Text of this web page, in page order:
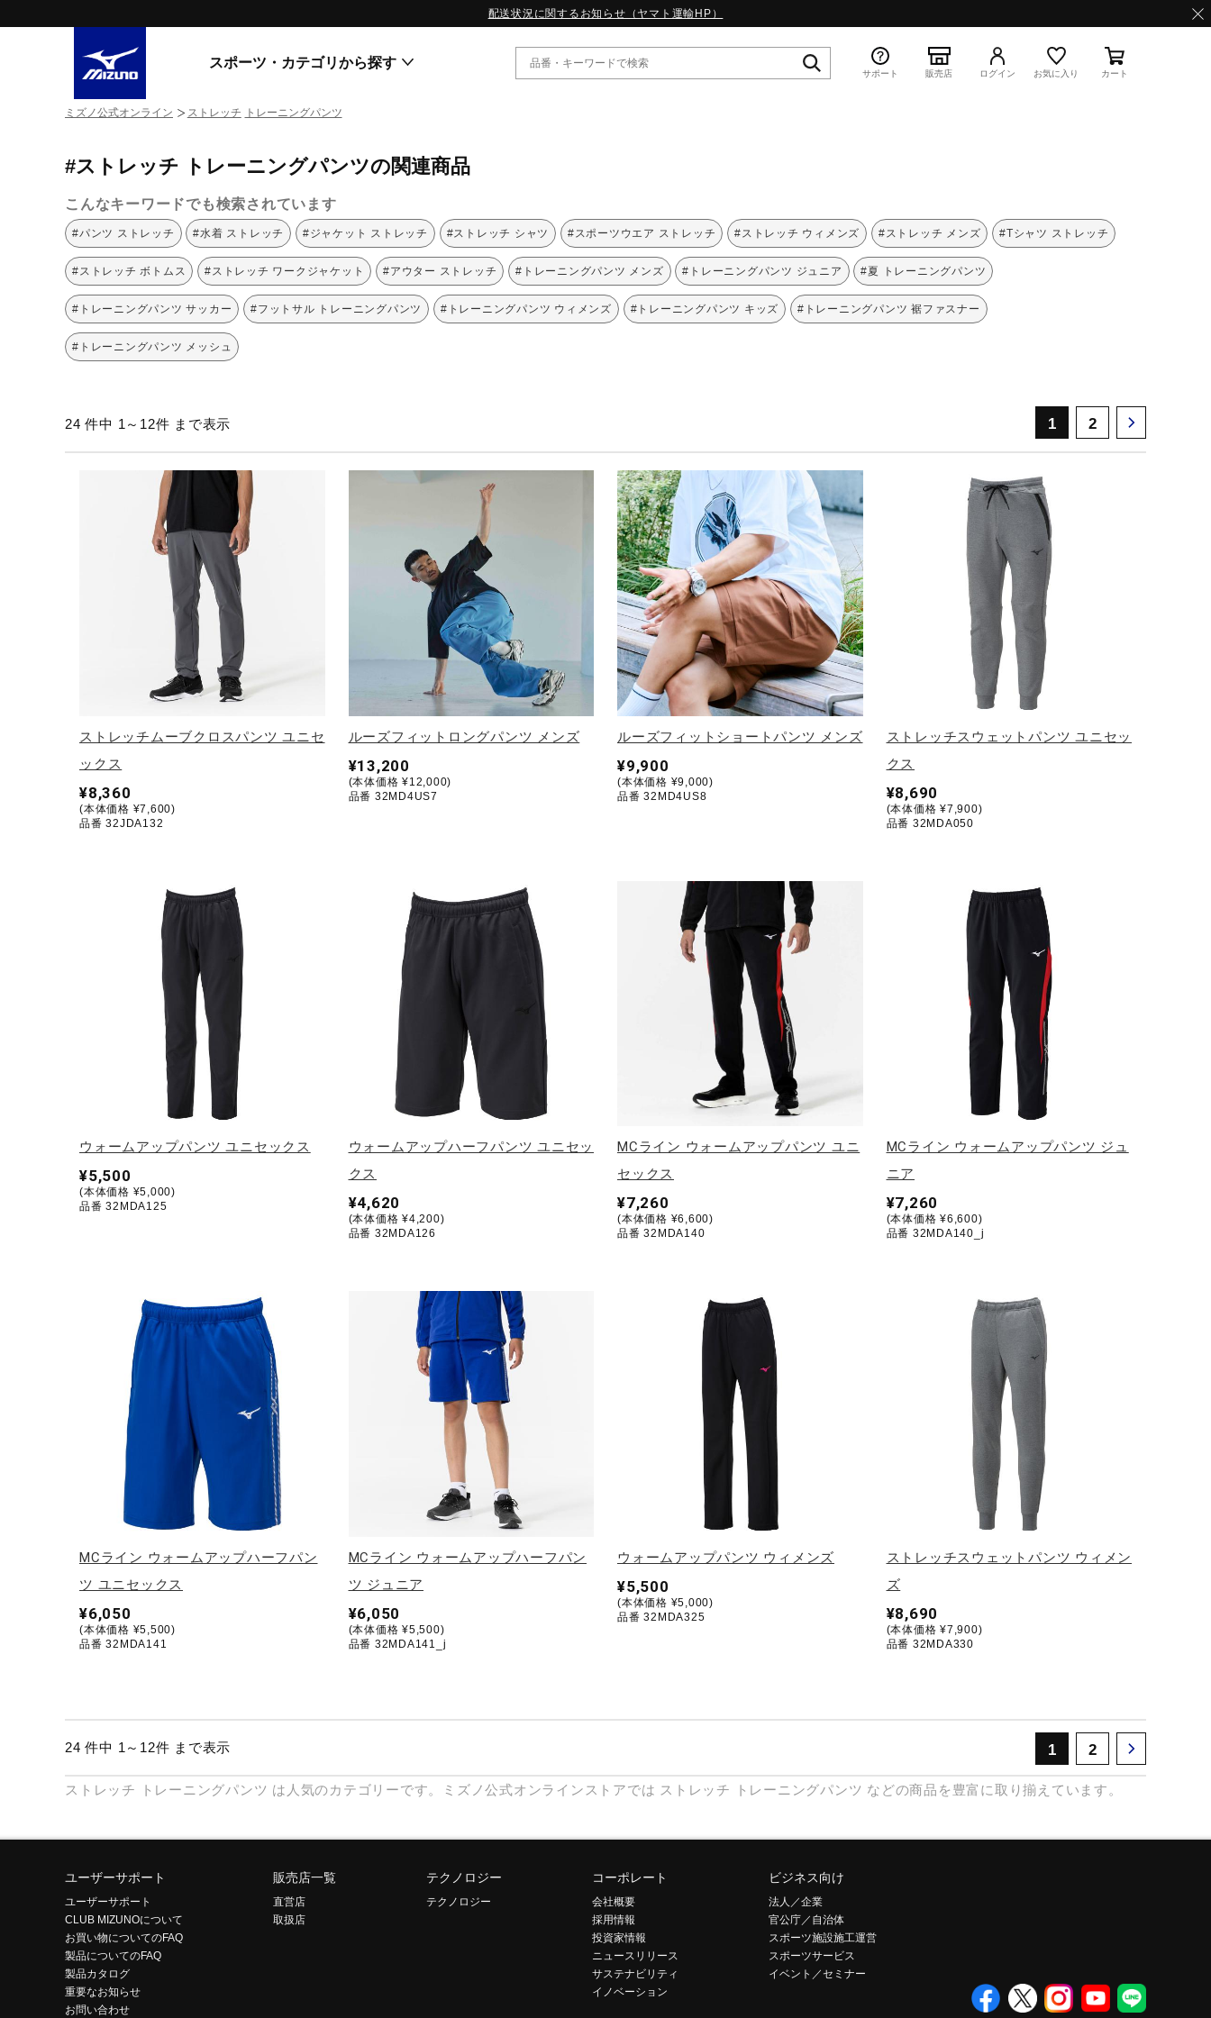
配送状況に関するお知らせ（ヤマト運輸HP）
スポーツ・カテゴリから探す
ライフスタイルウエア
ランニング
サッカー／フットサル
野球
スイム
テニス／ソフトテニス
ウィンタースポーツ
ウォーキングシューズ
アウトドア／レイン
ジュニア／キッズ
WAVE PROPHECY
MORELIA LS
WAVE RIDER
MXR
ゴアテックス
コラボレーション
その他シリーズ
W.PROPHECY1｜特集
WP MAGIC MITA｜特集
WP STRAP｜特集
スペシャルカラーパック｜特集
WP STRAP 2｜特集
マーガレット・ハウエル｜特集
WAVE PROPHECY 13.2
サポート 販売店 ログイン お気に入り カート
ミズノ公式オンライン ストレッチ トレーニングパンツ
#ストレッチ トレーニングパンツの関連商品
こんなキーワードでも検索されています
#パンツ ストレッチ #水着 ストレッチ #ジャケット ストレッチ #ストレッチ シャツ #スポーツウエア ストレッチ #ストレッチ ウィメンズ #ストレッチ メンズ #Tシャツ ストレッチ
#ストレッチ ボトムス #ストレッチ ワークジャケット #アウター ストレッチ #トレーニングパンツ メンズ #トレーニングパンツ ジュニア #夏 トレーニングパンツ
#トレーニングパンツ サッカー #フットサル トレーニングパンツ #トレーニングパンツ ウィメンズ #トレーニングパンツ キッズ #トレーニングパンツ 裾ファスナー
#トレーニングパンツ メッシュ
24 件中 1～12件 まで表示 1 2
ストレッチムーブクロスパンツ ユニセ
ックス
¥8,360
(本体価格 ¥7,600)
品番 32JDA132
ルーズフィットロングパンツ メンズ
¥13,200
(本体価格 ¥12,000)
品番 32MD4US7
ルーズフィットショートパンツ メンズ
¥9,900
(本体価格 ¥9,000)
品番 32MD4US8
ストレッチスウェットパンツ ユニセッ
クス
¥8,690
(本体価格 ¥7,900)
品番 32MDA050
ウォームアップパンツ ユニセックス
¥5,500
(本体価格 ¥5,000)
品番 32MDA125
ウォームアップハーフパンツ ユニセッ
クス
¥4,620
(本体価格 ¥4,200)
品番 32MDA126
MCライン ウォームアップパンツ ユニ
セックス
¥7,260
(本体価格 ¥6,600)
品番 32MDA140
MCライン ウォームアップパンツ ジュ
ニア
¥7,260
(本体価格 ¥6,600)
品番 32MDA140_j
MCライン ウォームアップハーフパン
ツ ユニセックス
¥6,050
(本体価格 ¥5,500)
品番 32MDA141
MCライン ウォームアップハーフパン
ツ ジュニア
¥6,050
(本体価格 ¥5,500)
品番 32MDA141_j
ウォームアップパンツ ウィメンズ
¥5,500
(本体価格 ¥5,000)
品番 32MDA325
ストレッチスウェットパンツ ウィメン
ズ
¥8,690
(本体価格 ¥7,900)
品番 32MDA330
24 件中 1～12件 まで表示 1 2
ストレッチ トレーニングパンツ は人気のカテゴリーです。ミズノ公式オンラインストアでは ストレッチ トレーニングパンツ などの商品を豊富に取り揃えています。
ユーザーサポート
ユーザーサポート
CLUB MIZUNOについて
お買い物についてのFAQ
製品についてのFAQ
製品カタログ
重要なお知らせ
お問い合わせ
販売店一覧
直営店
取扱店
テクノロジー
テクノロジー
コーポレート
会社概要
採用情報
投資家情報
ニュースリリース
サステナビリティ
イノベーション
ビジネス向け
法人／企業
官公庁／自治体
スポーツ施設施工運営
スポーツサービス
イベント／セミナー